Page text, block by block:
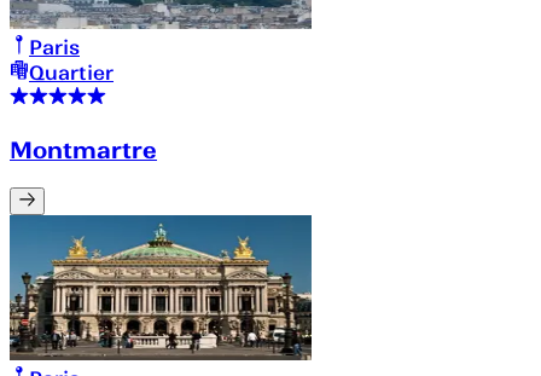
Paris
Quartier
Montmartre